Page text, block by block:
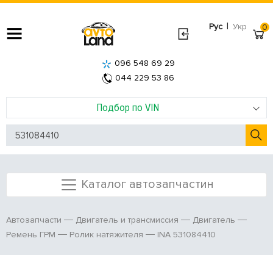
Рус | Укр
Подбор по VIN
096 548 69 29
044 229 53 86
0
Каталог автозапчастин
Автозапчасти Двигатель и трансмиссия
Двигатель
Ремень ГРМ
Ролик натяжителя INA 531084410